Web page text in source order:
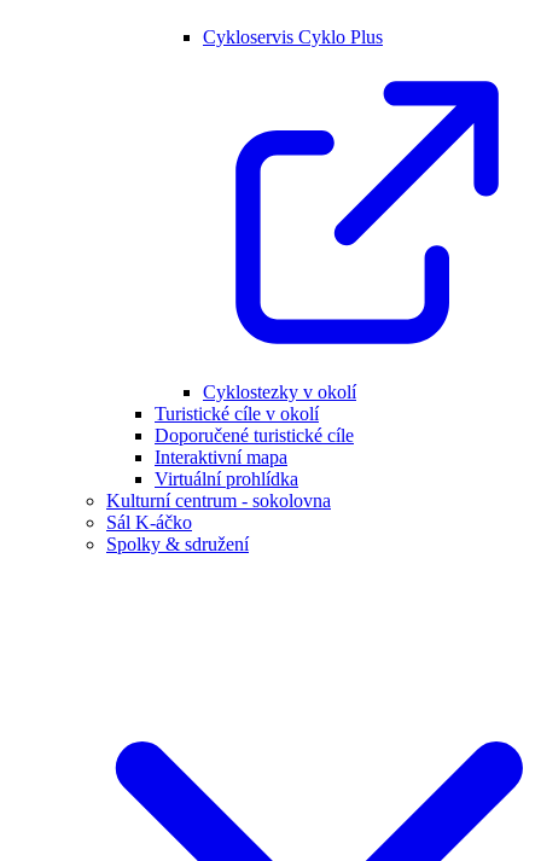
Cykloservis Cyklo Plus
Cyklostezky v okolí
Turistické cíle v okolí
Doporučené turistické cíle
Interaktivní mapa
Virtuální prohlídka
Kulturní centrum - sokolovna
Sál K-áčko
Spolky & sdružení